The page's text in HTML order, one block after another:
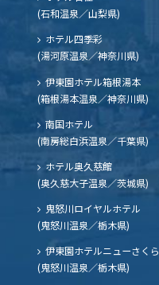
(石和温泉／山梨県)
ホテル四季彩
(湯河原温泉／神奈川県)
伊東園ホテル箱根湯本
(箱根湯本温泉／神奈川県)
南国ホテル
(南房総白浜温泉／千葉県)
ホテル奥久慈館
(奥久慈大子温泉／茨城県)
鬼怒川ロイヤルホテル
(鬼怒川温泉／栃木県)
伊東園ホテルニューさくら
(鬼怒川温泉／栃木県)